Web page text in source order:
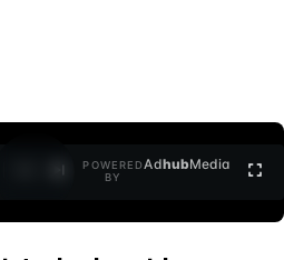
POWERED
BY
AdhubMedia